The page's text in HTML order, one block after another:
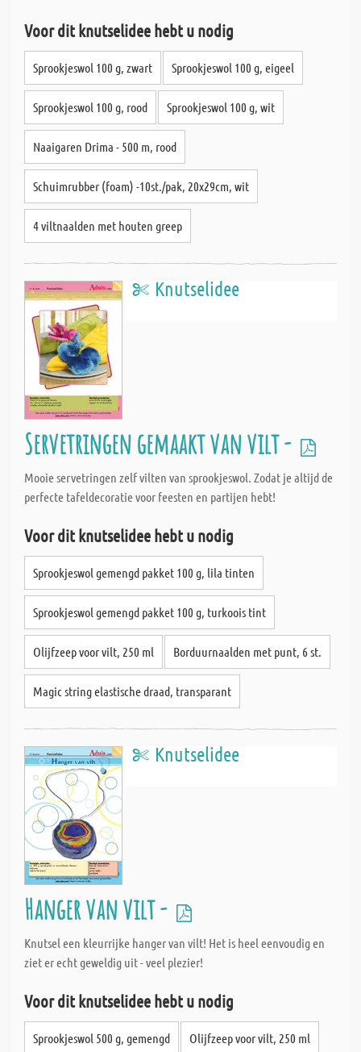
Voor dit knutselidee hebt u nodig
Sprookjeswol 100 g, zwart Sprookjeswol 100 g, eigeel
Sprookjeswol 100 g, rood Sprookjeswol 100 g, wit
Naaigaren Drima - 500 m, rood
Schuimrubber (foam) -10st./pak, 20x29cm, wit
4 viltnaalden met houten greep
Knutselidee
Servetringen gemaakt van vilt -
Mooie servetringen zelf vilten van sprookjeswol. Zodat je altijd de
perfecte tafeldecoratie voor feesten en partijen hebt!
Voor dit knutselidee hebt u nodig
Sprookjeswol gemengd pakket 100 g, lila tinten
Sprookjeswol gemengd pakket 100 g, turkoois tint
Olijfzeep voor vilt, 250 ml Borduurnaalden met punt, 6 st.
Magic string elastische draad, transparant
Knutselidee
Hanger van vilt -
Knutsel een kleurrijke hanger van vilt! Het is heel eenvoudig en
ziet er echt geweldig uit - veel plezier!
Voor dit knutselidee hebt u nodig
Sprookjeswol 500 g, gemengd Olijfzeep voor vilt, 250 ml